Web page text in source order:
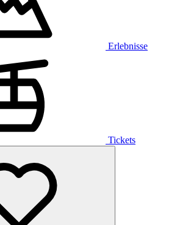
Erlebnisse
Tickets